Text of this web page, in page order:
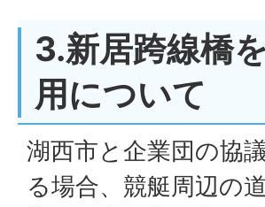
3.新居跨線橋
用について
湖西市と企業団の協
る場合、競艇周辺の